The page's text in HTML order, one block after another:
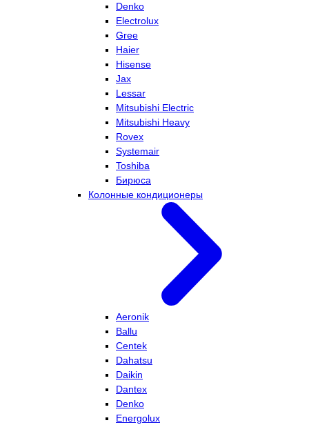
Denko
Electrolux
Gree
Haier
Hisense
Jax
Lessar
Mitsubishi Electric
Mitsubishi Heavy
Rovex
Systemair
Toshiba
Бирюса
Колонные кондиционеры
Aeronik
Ballu
Centek
Dahatsu
Daikin
Dantex
Denko
Energolux